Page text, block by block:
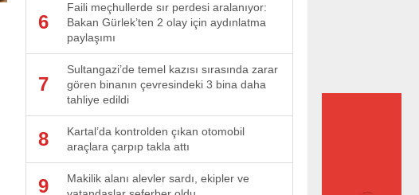
6
Faili meçhullerde sır perdesi aralanıyor:
Bakan Gürlek’ten 2 olay için aydınlatma
paylaşımı
7
Sultangazi’de temel kazısı sırasında zarar
gören binanın çevresindeki 3 bina daha
tahliye edildi
8
Kartal’da kontrolden çıkan otomobil
araçlara çarpıp takla attı
9
Makilik alanı alevler sardı, ekipler ve